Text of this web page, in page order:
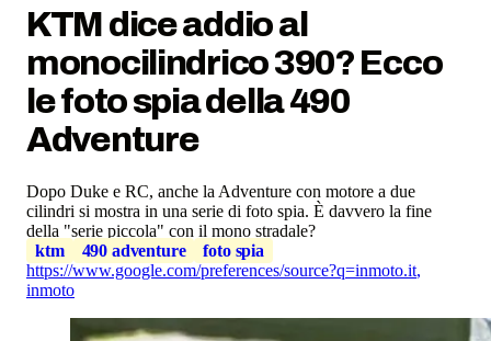
KTM dice addio al
monocilindrico 390? Ecco
le foto spia della 490
Adventure
Dopo Duke e RC, anche la Adventure con motore a due
cilindri si mostra in una serie di foto spia. È davvero la fine
della "serie piccola" con il mono stradale?
ktm
490 adventure
foto spia
https://www.google.com/preferences/source?q=inmoto.it,
inmoto